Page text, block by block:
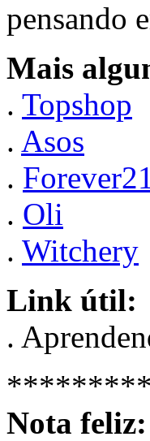
pensando
Mais
. Topshop
. Asos
. Forever21
. Oli
. Witchery
Link útil:
.
Nota feliz: